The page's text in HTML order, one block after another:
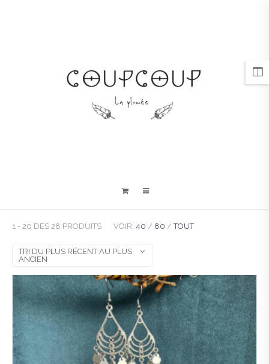
1 - 20 DES 28 PRODUITS VOIR: 40 / 80 /TOUT
TRI DU PLUS RÉCENT AU PLUS
ANCIEN
Ajo
uter
à la